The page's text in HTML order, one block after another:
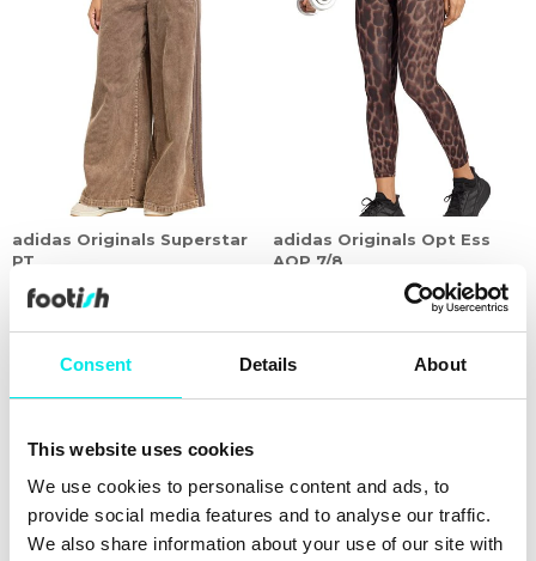
Consent Details About
This website uses cookies
We use cookies to personalise content and ads, to
provide social media features and to analyse our traffic.
We also share information about your use of our site with
adidas Originals Superstar
PT
1.449,00 kr
adidas Originals Opt Ess
AOP 7/8